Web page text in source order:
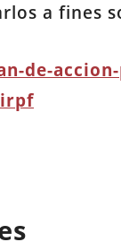
a fines
de-
irpf